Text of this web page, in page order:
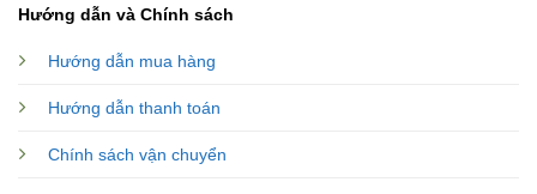
Hướng dẫn và Chính sách
Hướng dẫn mua hàng
Hướng dẫn thanh toán
Chính sách vận chuyển